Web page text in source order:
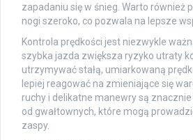
zapadaniu się w śnieg. Warto również
nogi szeroko, co pozwala na lepsze
Kontrola prędkości jest niezwykle
szybka jazda zwiększa ryzyko utraty
utrzymywać stałą, umiarkowaną
lepiej reagować na zmieniające się
ruchy i delikatne manewry są
od gwałtownych, które mogą
zaspy.